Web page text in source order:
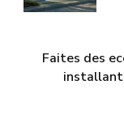
Faites des
installant